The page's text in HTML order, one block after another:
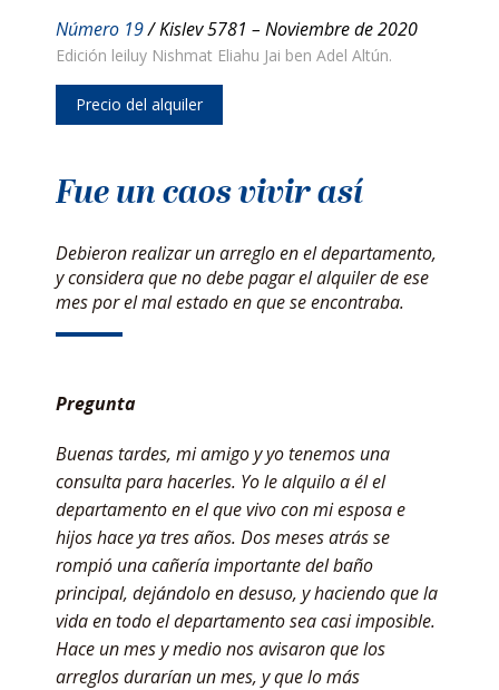
Número 19/ Kislev 5781 – Noviembre de 2020
Edición leiluy Nishmat Eliahu Jai ben Adel Altún.
Precio del alquiler
Fue un caos vivir así
Debieron realizar un arreglo en el departamento,
y considera que no debe pagar el alquiler de ese
mes por el mal estado en que se encontraba.
Pregunta
Buenas tardes, mi amigo y yo tenemos una
consulta para hacerles. Yo le alquilo a él el
departamento en el que vivo con mi esposa e
hijos hace ya tres años. Dos meses atrás se
rompió una cañería importante del baño
principal, dejándolo en desuso, y haciendo que la
vida en todo el departamento sea casi imposible.
Hace un mes y medio nos avisaron que los
arreglos durarían un mes, y que lo más